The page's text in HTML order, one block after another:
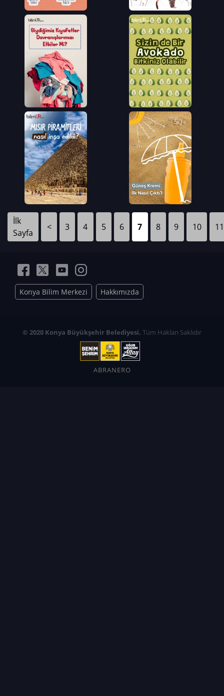
İlk
Sayfa
< 3 4 5 6 7 8 9 10 11
Konya Bilim Merkezi Hakkımızda
© 2020 Konya Büyükşehir Belediyesi. Tüm Hakları Saklıdır
ABRANERO